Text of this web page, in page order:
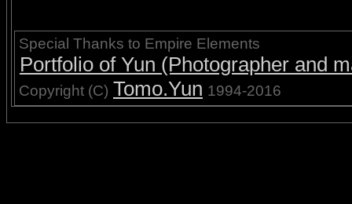
Special Thanks to Empire Elements
Portfolio of Yun (Photographer and
Copyright (C) Tomo.Yun 1994-2016